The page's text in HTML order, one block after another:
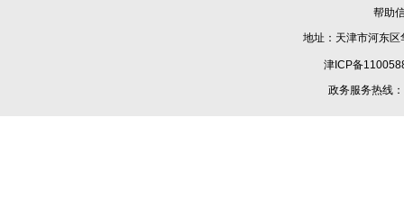
帮助
地址：天津市河
津ICP备
政务服务热线